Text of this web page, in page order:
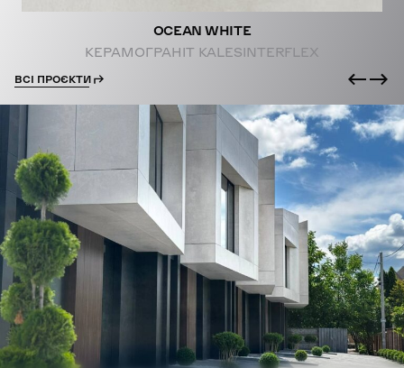
OCEAN WHITE
КЕРАМОГРАНІТ KALESINTERFLEX
ВСІ ПРОЄКТИ